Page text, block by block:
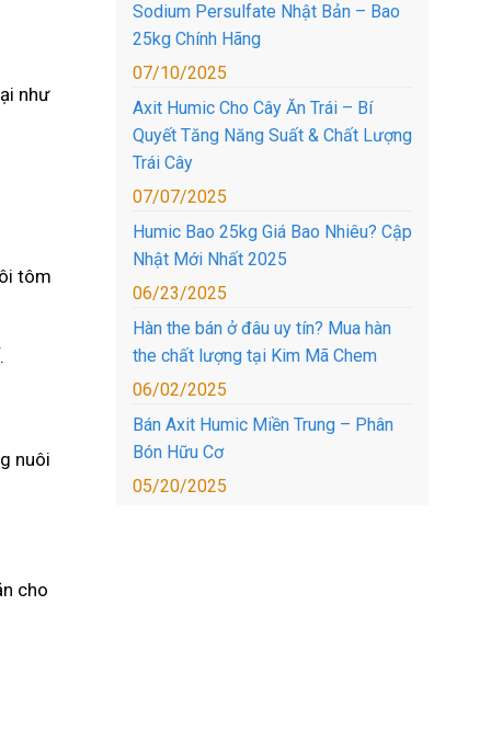
như
tôm
nuôi
cho
Sodium Persulfate Nhật Bản – Bao
25kg Chính Hãng
07/10/2025
Axit Humic Cho Cây Ăn Trái – Bí
Quyết Tăng Năng Suất & Chất Lượng
Trái Cây
07/07/2025
Humic Bao 25kg Giá Bao Nhiêu? Cập
Nhật Mới Nhất 2025
06/23/2025
Hàn the bán ở đâu uy tín? Mua hàn
the chất lượng tại Kim Mã Chem
06/02/2025
Bán Axit Humic Miền Trung – Phân
Bón Hữu Cơ
05/20/2025